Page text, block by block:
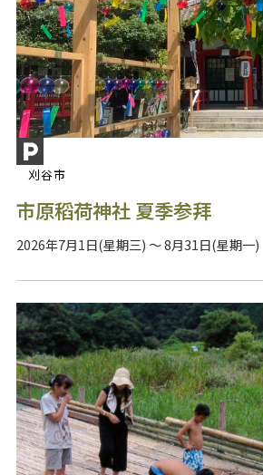
刈谷市
市原稻荷神社 夏季参拜
2026年7月1日(星期三) ～ 8月31日(星期一)